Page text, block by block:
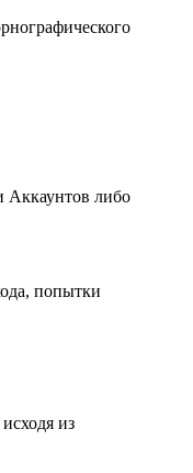
Аккаунтов либо
попытки
из